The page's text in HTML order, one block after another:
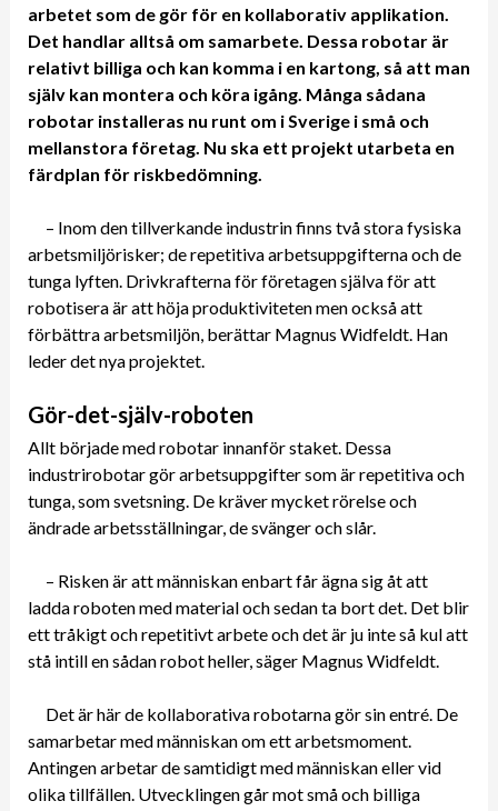
arbetet som de gör för en kollaborativ applikation.
Det handlar alltså om samarbete. Dessa robotar är
relativt billiga och kan komma i en kartong, så att man
själv kan montera och köra igång. Många sådana
robotar installeras nu runt om i Sverige i små och
mellanstora företag. Nu ska ett projekt utarbeta en
färdplan för riskbedömning.
– Inom den tillverkande industrin finns två stora fysiska
arbetsmiljörisker; de repetitiva arbetsuppgifterna och de
tunga lyften. Drivkrafterna för företagen själva för att
robotisera är att höja produktiviteten men också att
förbättra arbetsmiljön, berättar Magnus Widfeldt. Han
leder det nya projektet.
Gör-det-själv-roboten
Allt började med robotar innanför staket. Dessa
industrirobotar gör arbetsuppgifter som är repetitiva och
tunga, som svetsning. De kräver mycket rörelse och
ändrade arbetsställningar, de svänger och slår.
– Risken är att människan enbart får ägna sig åt att
ladda roboten med material och sedan ta bort det. Det blir
ett tråkigt och repetitivt arbete och det är ju inte så kul att
stå intill en sådan robot heller, säger Magnus Widfeldt.
Det är här de kollaborativa robotarna gör sin entré. De
samarbetar med människan om ett arbetsmoment.
Antingen arbetar de samtidigt med människan eller vid
olika tillfällen. Utvecklingen går mot små och billiga